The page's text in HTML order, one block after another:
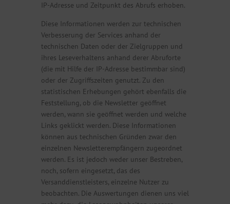
IP-Adresse und Zeitpunkt des Abrufs erhoben.
Diese Informationen werden zur technischen
Verbesserung der Services anhand der
technischen Daten oder der Zielgruppen und
ihres Leseverhaltens anhand derer Abruforte
(die mit Hilfe der IP-Adresse bestimmbar sind)
oder der Zugriffszeiten genutzt. Zu den
statistischen Erhebungen gehört ebenfalls die
Feststellung, ob die Newsletter geöffnet
werden, wann sie geöffnet werden und welche
Links geklickt werden. Diese Informationen
können aus technischen Gründen zwar den
einzelnen Newsletterempfängern zugeordnet
werden. Es ist jedoch weder unser Bestreben,
noch, sofern eingesetzt, das des
Versanddienstleisters, einzelne Nutzer zu
beobachten. Die Auswertungen dienen uns viel